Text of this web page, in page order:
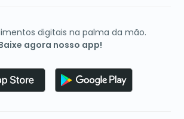
digitais na palma da mão.
agora nosso app!